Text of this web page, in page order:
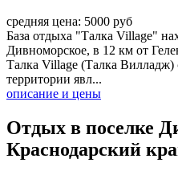
средняя цена: 5000 руб
База отдыха "Талка Village"
Дивноморское, в 12 км от
Талка Village (Талка Вилладж)
территории явл...
описание и цены
Отдых в поселке
Краснодарский